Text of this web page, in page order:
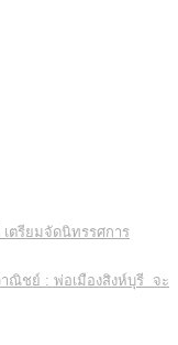
เตรียมจัดนิทรรศการ
ณิชย์ : พ่อเมืองสิงห์บุรี จะ